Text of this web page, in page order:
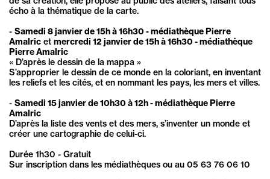
écho à la thématique de la carte.
- Samedi 8 janvier de 15h à 16h30 - médiathèque Pierre
Amalric et mercredi 12 janvier de 15h à 16h30 - médiathèque
Pierre Amalric
« D’après le dessin de la mappa »
S’approprier le dessin de ce monde en la coloriant, en inventant
les reliefs et les cités, et en nommant les pays, les mers et villes.
- Samedi 15 janvier de 10h30 à 12h - médiathèque Pierre
Amalric
D’après la liste des vents et des mers, s’inventer un monde et
créer une cartographie de celui-ci.
Durée 1h30 - Gratuit
Sur inscription dans les médiathèques ou au 05 63 76 06 10